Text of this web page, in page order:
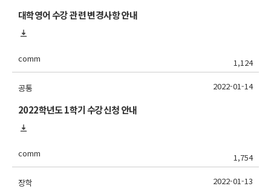
대학영어 수강 관련 변경사항 안내
comm 1,124
공통
2022학년도 1학기 수강신청 안내
comm 1,754
2022-01-14
장학 2022-01-13